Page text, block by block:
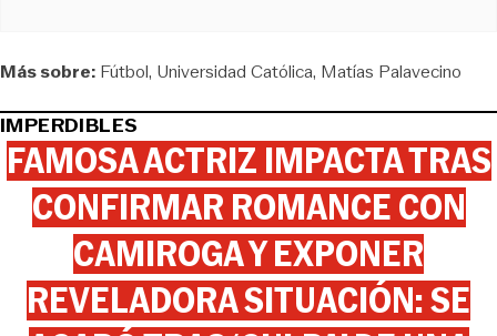
Más sobre: Fútbol Universidad Católica Matías Palavecino
IMPERDIBLES
FAMOSA ACTRIZ IMPACTA TRAS
CONFIRMAR ROMANCE CON
CAMIROGA Y EXPONER
REVELADORA SITUACIÓN: SE